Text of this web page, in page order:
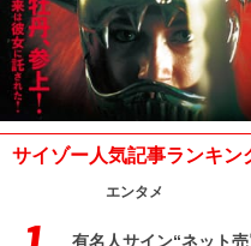
サイゾー人気記事ランキン
エンタメ
有名人サイン“ネット